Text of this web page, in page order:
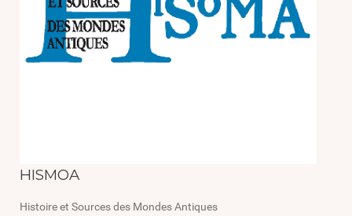
HISMOA
Histoire et Sources des Mondes Antiques